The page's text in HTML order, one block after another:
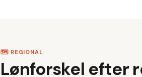
🗺️ REGIONAL
Lønforskel efter